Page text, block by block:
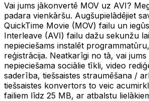
Vai jums jākonvertē MOV uz AVI?
padara vienkāršu. Augšupielādējiet
QuickTime Movie (MOV) failu un
Interleave (AVI) failu dažu sekunžu
nepieciešams instalēt
reģistrācija. Neatkarīgi no tā, vai
nepieciešama sociālie tīkli, video
saderība, tiešsaistes straumēšana /
tiešsaistes konvertors to veic
failiem līdz 25 MB, ar atbalstu